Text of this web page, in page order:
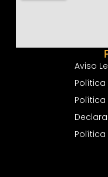
Aviso
Política